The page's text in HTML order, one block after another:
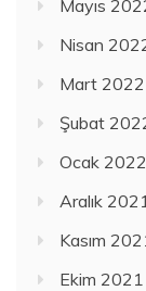
Mayıs
Nisan
Mart 2022
Şubat
Ocak 2022
Aralık 2021
Kasım
Ekim 2021